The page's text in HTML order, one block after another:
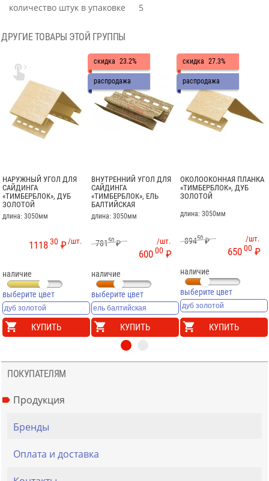
количество штук в упаковке
5
ДРУГИЕ ТОВАРЫ ЭТОЙ ГРУППЫ
НАРУЖНЫЙ УГОЛ ДЛЯ
САЙДИНГА
«ТИМБЕРБЛОК», ДУБ
ЗОЛОТОЙ
длина: 3050мм
/шт.
111830 ₽
наличие
выберите цвет
КУПИТЬ
скидка 23.2%
распродажа
ВНУТРЕННИЙ УГОЛ ДЛЯ
САЙДИНГА
«ТИМБЕРБЛОК», ЕЛЬ
БАЛТИЙСКАЯ
длина: 3050мм
78150₽ /шт.
60000 ₽
наличие
выберите цвет
КУПИТЬ
скидка 27.3%
распродажа
ОКОЛООКОННАЯ ПЛАНКА
«ТИМБЕРБЛОК», ДУБ
ЗОЛОТОЙ
длина: 3050мм
89450₽ /шт.
65000 ₽
наличие
выберите цвет
КУПИТЬ

ПОКУПАТЕЛЯМ
Продукция
Бренды
Оплата и доставка